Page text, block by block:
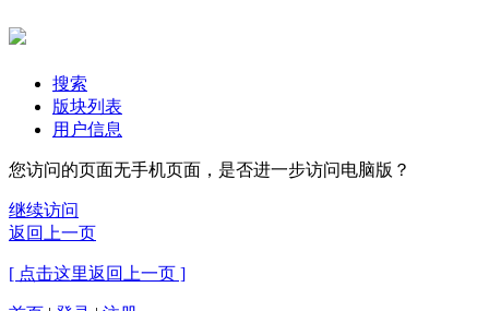
搜索
版块列表
用户信息
您访问的页面无手机页面，是否进一步访问电脑版？
继续访问
返回上一页
[ 点击这里返回上一页 ]